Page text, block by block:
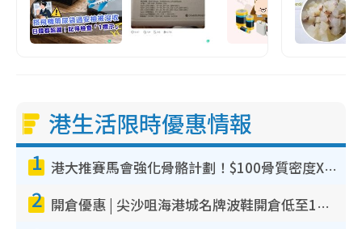
港生活限時優惠情報
1 港大推賽馬會強化骨骼計劃！$100骨質密度X光檢查 完成免費運動訓練送超市禮券！附參加資格
2 開倉優惠 | 尖沙咀海港城名牌波鞋開倉低至1折！On鞋$899起／Joy&Peace鞋履$98起